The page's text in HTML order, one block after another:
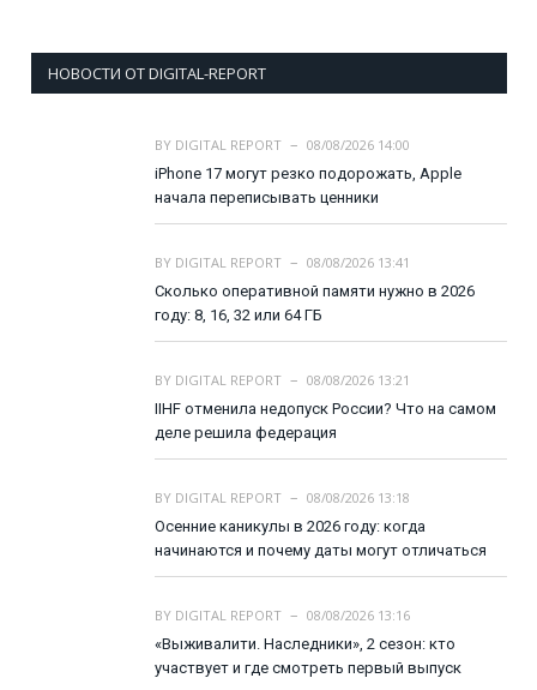
НОВОСТИ ОТ DIGITAL-REPORT
BY DIGITAL REPORT
08/08/2026 14:00
iPhone 17 могут резко подорожать, Apple
начала переписывать ценники
BY DIGITAL REPORT
08/08/2026 13:41
Сколько оперативной памяти нужно в 2026
году: 8, 16, 32 или 64 ГБ
BY DIGITAL REPORT
08/08/2026 13:21
IIHF отменила недопуск России? Что на самом
деле решила федерация
BY DIGITAL REPORT
08/08/2026 13:18
Осенние каникулы в 2026 году: когда
начинаются и почему даты могут отличаться
BY DIGITAL REPORT
08/08/2026 13:16
«Выживалити. Наследники», 2 сезон: кто
участвует и где смотреть первый выпуск